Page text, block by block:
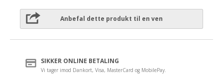
Anbefal dette produkt til en ven
SIKKER ONLINE BETALING
Vi tager imod Dankort, Visa, MasterCard og MobilePay.